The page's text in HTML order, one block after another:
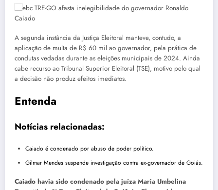
A segunda instância da Justiça Eleitoral manteve, contudo, a
aplicação de multa de R$ 60 mil ao governador, pela prática de
condutas vedadas durante as eleições municipais de 2024. Ainda
cabe recurso ao Tribunal Superior Eleitoral (TSE), motivo pelo qual
a decisão não produz efeitos imediatos.
Entenda
Notícias relacionadas:
Caiado é condenado por abuso de poder político.
Gilmar Mendes suspende investigação contra ex-governador de Goiás.
Caiado havia sido condenado pela juíza Maria Umbelina